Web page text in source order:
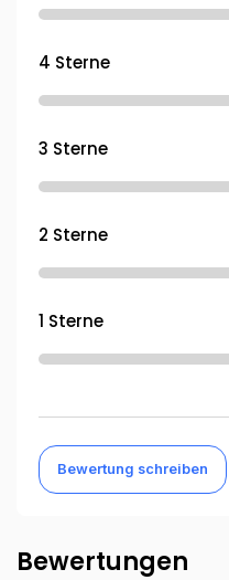
4 Sterne
3 Sterne
2 Sterne
1 Sterne
Bewertung schreiben
Bewertungen